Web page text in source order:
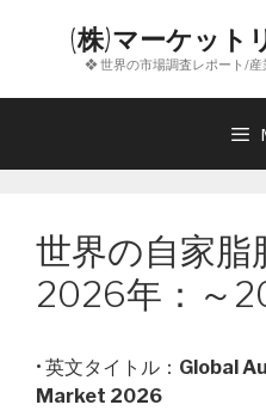
ン
(株)マーケット
❖ 世界の市場調査レポート/産
世界の自家脂
2026年：～
• 英文タイトル： Global
Market 2026